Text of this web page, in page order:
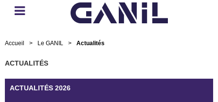
Accueil > Le GANIL > Actualités
ACTUALITÉS
ACTUALITÉS 2026